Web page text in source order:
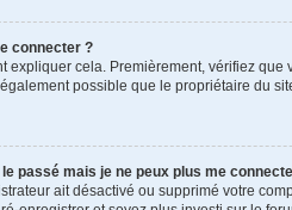
connecter ?
expliquer cela. Premièrement, vérifiez que
possible que le propriétaire du
passé mais je ne peux plus me
ait désactivé ou supprimé votre